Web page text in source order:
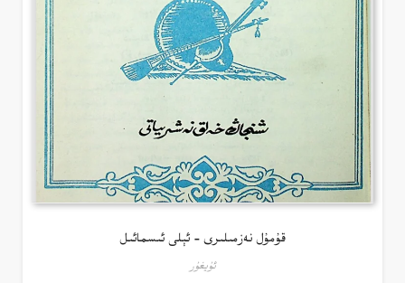
قۇمۇل نەزمىلىرى – ئېلى ئىسمائىل
ئۇيغۇر